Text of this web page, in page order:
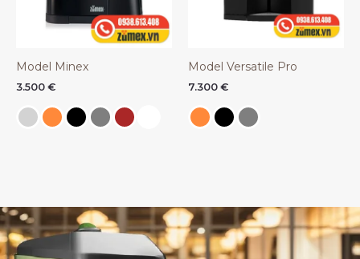
Model Minex
3.500 €
Model Versatile Pro
7.300 €